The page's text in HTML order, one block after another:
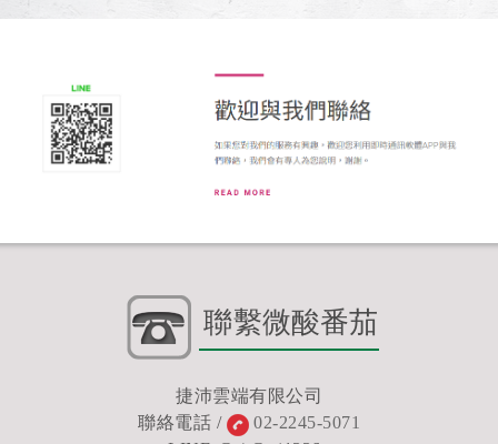
聯繫微酸番茄
捷沛雲端有限公司
聯絡電話 /
02-2245-5071